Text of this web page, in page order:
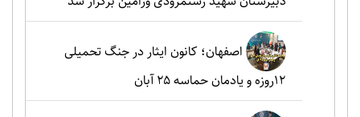
اصفهان؛ کانون ایثار در جنگ تحمیلی
۱۲روزه و یادمان حماسه ۲۵ آبان